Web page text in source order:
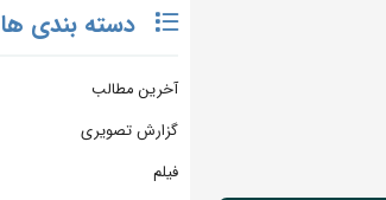
دسته بندی ها
آخرین مطالب
گزارش تصویری
فیلم